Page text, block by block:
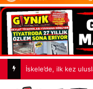
İskele’de, ilk kez